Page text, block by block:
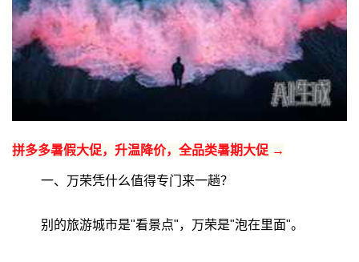
拼多多暑假大促，升温降价，全品类暑期大促 →
一、万荣凭什么值得专门来一趟？
别的旅游城市是"看景点"，万荣是"泡在里面"。